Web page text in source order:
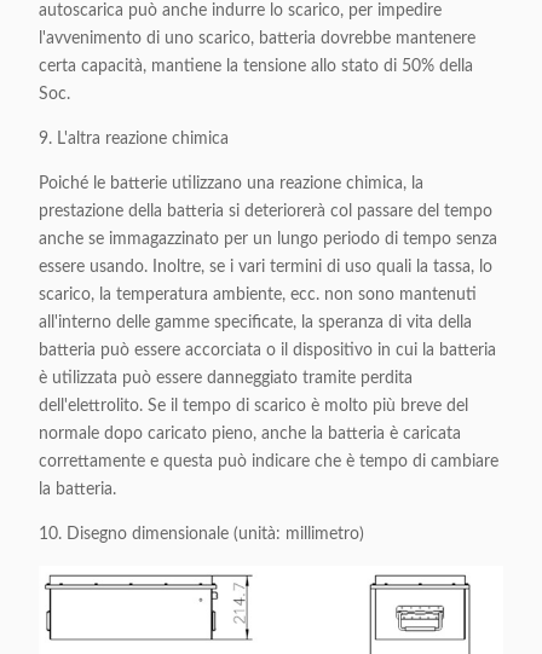
autoscarica può anche indurre lo scarico, per impedire
l'avvenimento di uno scarico, batteria dovrebbe mantenere
certa capacità, mantiene la tensione allo stato di 50% della
Soc.
9. L'altra reazione chimica
Poiché le batterie utilizzano una reazione chimica, la
prestazione della batteria si deteriorerà col passare del tempo
anche se immagazzinato per un lungo periodo di tempo senza
essere usando. Inoltre, se i vari termini di uso quali la tassa, lo
scarico, la temperatura ambiente, ecc. non sono mantenuti
all'interno delle gamme specificate, la speranza di vita della
batteria può essere accorciata o il dispositivo in cui la batteria
è utilizzata può essere danneggiato tramite perdita
dell'elettrolito. Se il tempo di scarico è molto più breve del
normale dopo caricato pieno, anche la batteria è caricata
correttamente e questa può indicare che è tempo di cambiare
la batteria.
10. Disegno dimensionale (unità: millimetro)